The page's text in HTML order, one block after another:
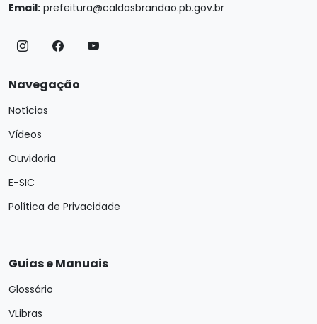
Email: prefeitura@caldasbrandao.pb.gov.br
Navegação
Notícias
Vídeos
Ouvidoria
E-SIC
Política de Privacidade
Guias e Manuais
Glossário
VLibras